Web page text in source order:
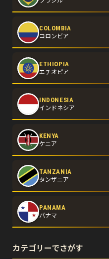
COLOMBIA
コロンビア
ETHIOPIA
エチオピア
INDONESIA
インドネシア
KENYA
ケニア
TANZANIA
タンザニア
PANAMA
パナマ
カテゴリーでさがす